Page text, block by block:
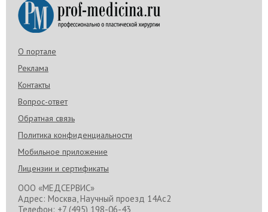
О портале
Реклама
Контакты
Вопрос-ответ
Обратная связь
Политика конфиденциальности
Мобильное приложение
Лицензии и сертификаты
ООО «МЕДСЕРВИС»
Адрес: Москва, Научный проезд 14Ас2
Телефон: +7 (495) 198-06-43